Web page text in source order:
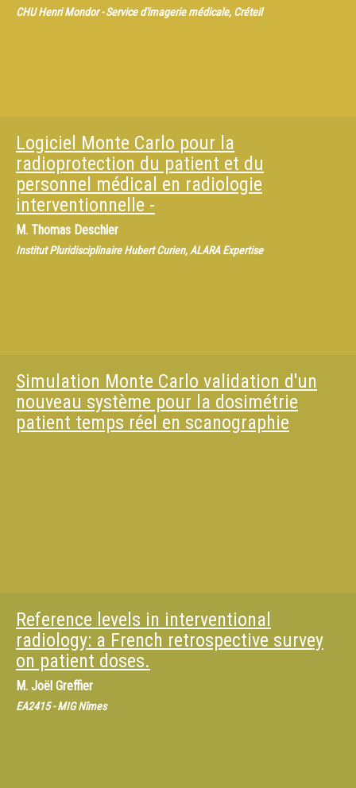
CHU Henri Mondor - Service d'imagerie médicale, Créteil
Logiciel Monte Carlo pour la
radioprotection du patient et du
personnel médical en radiologie
interventionnelle -
M. Thomas Deschler
Institut Pluridisciplinaire Hubert Curien, ALARA Expertise
Simulation Monte Carlo validation d'un
nouveau système pour la dosimétrie
patient temps réel en scanographie
Reference levels in interventional
radiology: a French retrospective survey
on patient doses.
M. Joël Greffier
EA2415 - MIG Nîmes